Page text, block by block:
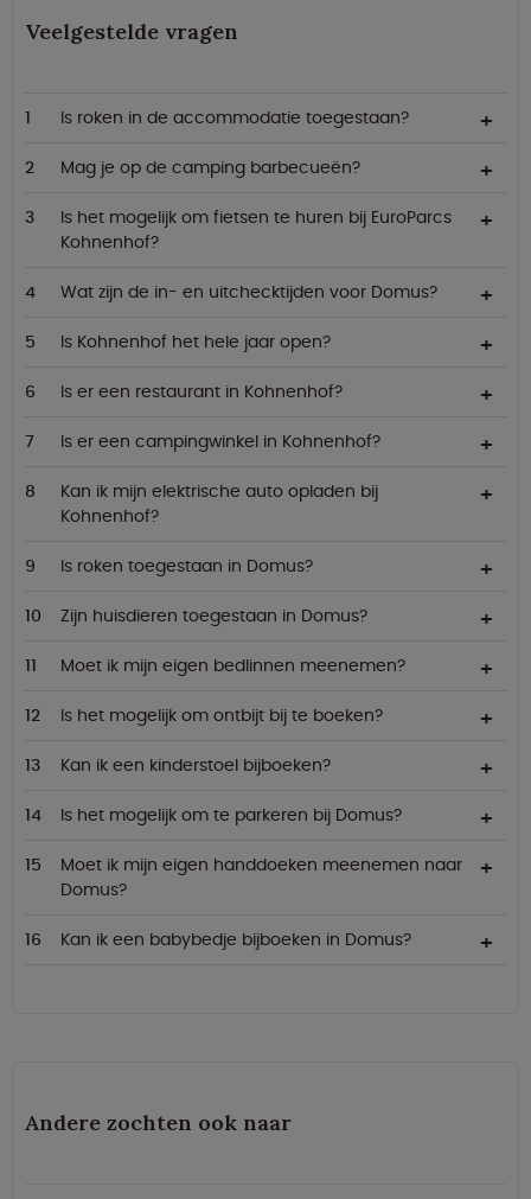
Veelgestelde vragen
Is roken in de accommodatie toegestaan?
Mag je op de camping barbecueën?
Is het mogelijk om fietsen te huren bij EuroParcs
Kohnenhof?
Wat zijn de in- en uitchecktijden voor Domus?
Is Kohnenhof het hele jaar open?
Is er een restaurant in Kohnenhof?
Is er een campingwinkel in Kohnenhof?
Kan ik mijn elektrische auto opladen bij
Kohnenhof?
Is roken toegestaan in Domus?
Zijn huisdieren toegestaan in Domus?
Moet ik mijn eigen bedlinnen meenemen?
Is het mogelijk om ontbijt bij te boeken?
Kan ik een kinderstoel bijboeken?
Is het mogelijk om te parkeren bij Domus?
Moet ik mijn eigen handdoeken meenemen naar
Domus?
Kan ik een babybedje bijboeken in Domus?
Andere zochten ook naar